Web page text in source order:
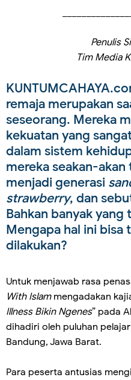
Penulis
Tim Media
remaja merupakan
seseorang. Mereka
kekuatan yang
dalam sistem
mereka seakan-
menjadi generasi
strawberry, dan
Bahkan banyak yang
Mengapa hal ini bisa
dilakukan?
Untuk menjawab rasa
With Islammengadakan
Illness Bikin Ngenes” pada
dihadiri oleh puluhan
Bandung, Jawa Barat.
Para peserta antusias